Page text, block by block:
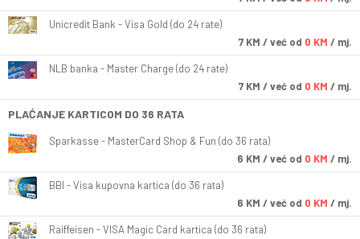
Unicredit Bank - Visa Gold (do 24 rate)
7 KM / već od 0 KM / mj.
NLB banka - Master Charge (do 24 rate)
7 KM / već od 0 KM / mj.
PLAĆANJE KARTICOM DO 36 RATA
Sparkasse - MasterCard Shop & Fun (do 36 rata)
6 KM / već od 0 KM / mj.
BBI - Visa kupovna kartica (do 36 rata)
6 KM / već od 0 KM / mj.
Raiffeisen - VISA Magic Card kartica (do 36 rata)